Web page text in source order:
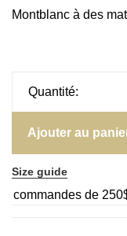
Montblanc à des
Quantité:
Ajouter au
Size guide
de 250$